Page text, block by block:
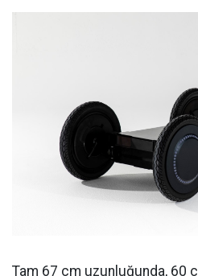
Tam 67 cm uzunluğunda, 60